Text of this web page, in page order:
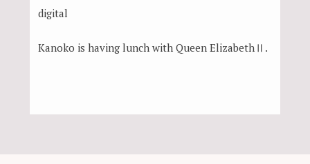
digital
Kanoko is having lunch with Queen ElizabethⅡ.